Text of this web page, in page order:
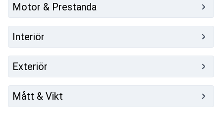
Motor & Prestanda
Interiör
Exteriör
Mått & Vikt